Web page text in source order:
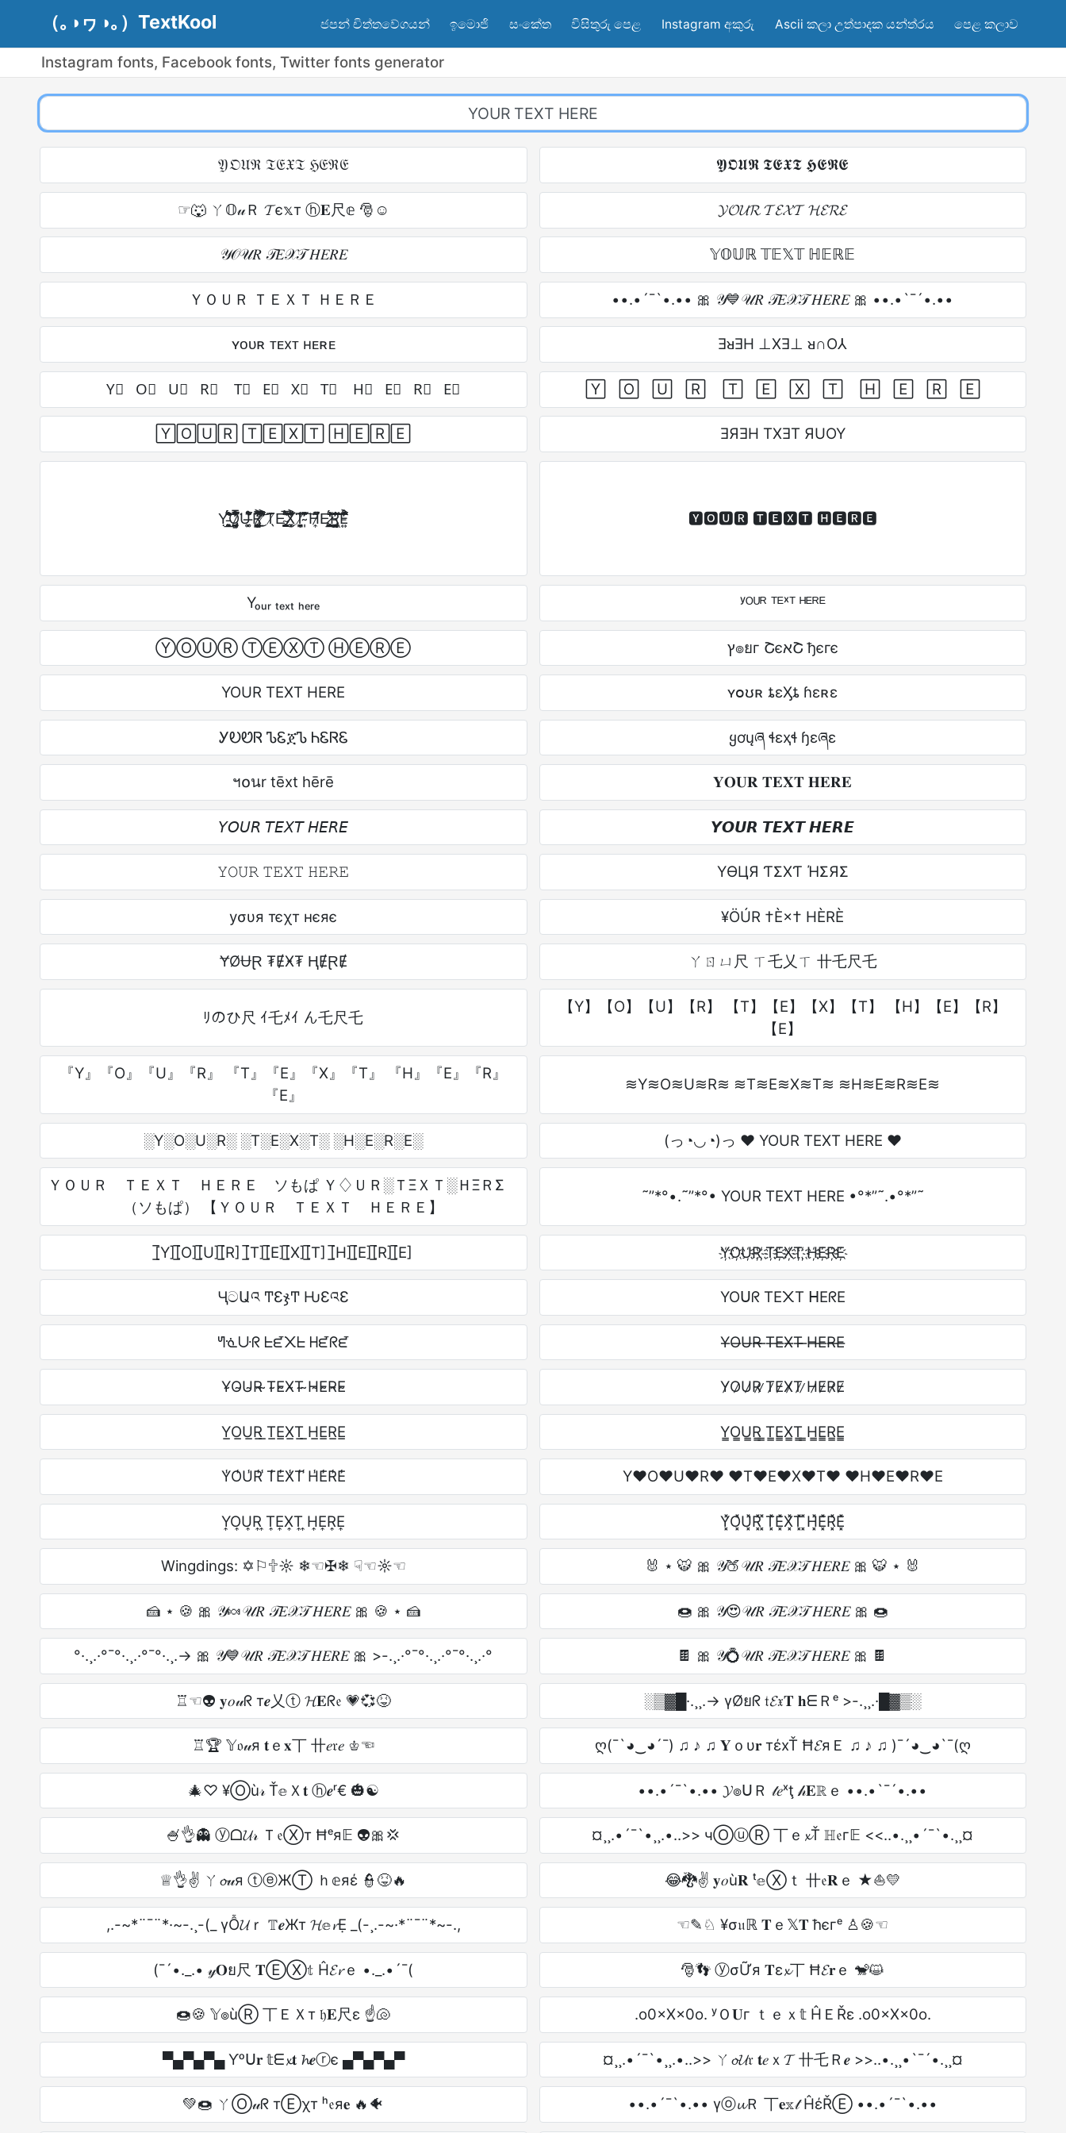
（｡◑ヮ◑｡）TextKool ජපන් චිත්තවේගයන් ඉමොජි සංකේත විසිතුරු පෙළ Instagram අකුරු Ascii කලා උත්පාදක යන්ත්රය පෙළ කලාව
Instagram fonts, Facebook fonts, Twitter fonts generator
𝔜𝔒𝔘ℜ 𝔗𝔈𝔛𝔗 ℌ𝔈ℜ𝔈 𝖄𝕺𝖀𝕽 𝕿𝕰𝖃𝕿 𝕳𝕰𝕽𝕰
☞🐺 ㄚ𝕆𝓊Ｒ 𝓣є𝕩т ⓗ𝐄尺𝕖 🎅☺ 𝓨𝓞𝓤𝓡 𝓣𝓔𝓧𝓣 𝓗𝓔𝓡𝓔
𝒴𝒪𝒰𝑅 𝒯𝐸𝒳𝒯 𝐻𝐸𝑅𝐸 𝕐𝕆𝕌ℝ 𝕋𝔼𝕏𝕋 ℍ𝔼ℝ𝔼
ＹＯＵＲ ＴＥＸＴ ＨＥＲＥ ••.•´¯`•.•• 🎀 𝒴💙𝒰𝑅 𝒯𝐸𝒳𝒯 𝐻𝐸𝑅𝐸 🎀 ••.•`¯´•.••
ʏᴏᴜʀ ᴛᴇxᴛ ʜᴇʀᴇ ƎᴚƎH ⊥XƎ⊥ ᴚ∩O⅄
Y⃣ O⃣ U⃣ R⃣ T⃣ E⃣ X⃣ T⃣ H⃣ E⃣ R⃣ E⃣ Y⃞ O⃞ U⃞ R⃞ T⃞ E⃞ X⃞ T⃞ H⃞ E⃞ R⃞ E⃞
🅈🄾🅄🅁 🅃🄴🅇🅃 🄷🄴🅁🄴 ƎЯƎH TXƎT ЯUOY
Y̵̧̛̛̼̠̩̲̣̬̭̗͓̏͊͂̈͛̈́́͆̆͒͘͝O̷̡̪͇̜͎͍͔̫̲̱̖̊̈͗̿͛̓̓̂̍̈́̚͘Ư̶̬͚̊͛͌́͒́̌Ŗ̷̡̧̪̤̩̫̰͎͕̳͔̀̈́͐͆̏̅̒̓̕͜ ̸̛̱̄͐̊̈́̋̈̒̎̈́̅͝T̸̖͊E̴̛̥͔̺̠̪͍̰͉̅̌̑̃͒͊̇̇́͌͜͝X̸̞͚̩͛͋̆͐̀̈́̇̔̈͛͘Ṭ̸̪͈͎͎̜͂̾̔ ̴̩͆̓̃́̆̇̏̍͠H̷͎́̑̐̃͌́̚Ę̷̠̥͖̺̲͇̖͎̱̜͔͍̗̃͌̄́̒̐̐͝R̵̡͉̣͉̝̗̳̜͙͔͍͖͊̓̉̈́͝͠Ê̵͍͊͐̈́̆̈́̌̾̓͆̐͘͝͝ 🆈🅾🆄🆁 🆃🅴🆇🆃 🅷🅴🆁🅴
Yₒᵤᵣ ₜₑₓₜ ₕₑᵣₑ ʸᴼᵁᴿ ᵀᴱˣᵀ ᴴᴱᴿᴱ
ⓎⓄⓊⓇ ⓉⒺⓍⓉ ⒽⒺⓇⒺ ץ๏ยг ՇєאՇ ђєгє
YOUR TEXT HERE ʏօʊʀ ȶɛӼȶ ɦɛʀɛ
ᎩᎧᏬᏒ ᏖᏋጀᏖ ᏂᏋᏒᏋ ყơųཞ ɬɛҳɬ ɧɛཞɛ
ฯ໐นr tēxt hērē 𝐘𝐎𝐔𝐑 𝐓𝐄𝐗𝐓 𝐇𝐄𝐑𝐄
𝘠𝘖𝘜𝘙 𝘛𝘌𝘟𝘛 𝘏𝘌𝘙𝘌 𝙔𝙊𝙐𝙍 𝙏𝙀𝙓𝙏 𝙃𝙀𝙍𝙀
𝚈𝙾𝚄𝚁 𝚃𝙴𝚇𝚃 𝙷𝙴𝚁𝙴 YӨЦЯ ƬΣXƬ ΉΣЯΣ
уσυя тєχт нєяє ¥ÖÚR †È×† HÈRÈ
ɎØɄⱤ ₮ɆӾ₮ ⱧɆⱤɆ ㄚㄖㄩ尺 ㄒ乇乂ㄒ 卄乇尺乇
ﾘのひ尺 ｲ乇ﾒｲ ん乇尺乇
【Y】【O】【U】【R】 【T】【E】【X】【T】 【H】【E】【R】
【E】
『Y』『O』『U』『R』 『T』『E』『X』『T』 『H』『E』『R』
『E』
≋Y≋O≋U≋R≋ ≋T≋E≋X≋T≋ ≋H≋E≋R≋E≋
░Y░O░U░R░ ░T░E░X░T░ ░H░E░R░E░ (っ◔◡◔)っ ♥ YOUR TEXT HERE ♥
ＹＯＵＲ ＴＥＸＴ ＨＥＲＥ ソもぱ Ｙ♢ＵＲ░ＴΞＸＴ░ＨΞＲΣ
（ソもぱ） 【ＹＯＵＲ ＴＥＸＴ ＨＥＲＥ】
˜”*°•.˜”*°• YOUR TEXT HERE •°*”˜.•°*”˜
[̲̅Y][̲̅O][̲̅U][̲̅R] [̲̅T][̲̅E][̲̅X][̲̅T] [̲̅H][̲̅E][̲̅R][̲̅E] Y҉O҉U҉R҉ ҉T҉E҉X҉T҉ ҉H҉E҉R҉E҉
ӋටԱའ ͲƐჯͲ ǶƐའƐ YOᑌᖇ TE᙭T ᕼEᖇE
ᖻᓍᑘᖇ ᖶᘿ᙭ᖶ ᕼᘿᖇᘿ Y̶O̶U̶R̶ ̶T̶E̶X̶T̶ ̶H̶E̶R̶E̶
Y̴O̴U̴R̴ ̴T̴E̴X̴T̴ ̴H̴E̴R̴E̴ Y̷O̷U̷R̷ ̷T̷E̷X̷T̷ ̷H̷E̷R̷E̷
Y̲O̲U̲R̲ ̲T̲E̲X̲T̲ ̲H̲E̲R̲E̲ Y̳O̳U̳R̳ ̳T̳E̳X̳T̳ ̳H̳E̳R̳E̳
Y̾O̾U̾R̾ ̾T̾E̾X̾T̾ ̾H̾E̾R̾E̾ Y♥O♥U♥R♥ ♥T♥E♥X♥T♥ ♥H♥E♥R♥E
Y͎O͎U͎R͎ ͎T͎E͎X͎T͎ ͎H͎E͎R͎E͎ Y͓̽O͓̽U͓̽R͓̽ ͓̽T͓̽E͓̽X͓̽T͓̽ ͓̽H͓̽E͓̽R͓̽E͓̽
Wingdings: ✡︎⚐︎🕆︎☼︎ ❄︎☜︎✠︎❄︎ ☟︎☜︎☼︎☜︎ 🐰 ⋆ 🐯 🎀 𝒴🍑𝒰𝑅 𝒯𝐸𝒳𝒯 𝐻𝐸𝑅𝐸 🎀 🐯 ⋆ 🐰
🍰 ⋆ 🍪 🎀 𝒴🍬𝒰𝑅 𝒯𝐸𝒳𝒯 𝐻𝐸𝑅𝐸 🎀 🍪 ⋆ 🍰 🍩 🎀 𝒴😍𝒰𝑅 𝒯𝐸𝒳𝒯 𝐻𝐸𝑅𝐸 🎀 🍩
°·.¸.·°¯°·.¸.·°¯°·.¸.-> 🎀 𝒴💙𝒰𝑅 𝒯𝐸𝒳𝒯 𝐻𝐸𝑅𝐸 🎀 >-.¸.·°¯°·.¸.·°¯°·.¸.·° 🍫 🎀 𝒴💍𝒰𝑅 𝒯𝐸𝒳𝒯 𝐻𝐸𝑅𝐸 🎀 🍫
♖☜👽 𝐲𝑜𝓊ᖇ т𝒆乂ⓣ 𝓗𝐄ᖇ𝔢 💗💞😝 ░▒▓█·.¸¸.-> үØยᖇ 𝔱𝓔𝔵𝐓 𝐡ᗴＲᵉ >-.¸¸.·█▓▒░
♖🏆 𝕐𝔬𝓊я 𝐭ｅ𝐱丅 卄𝑒𝔯𝑒 ♔☜ ღ(¯`◕‿◕´¯) ♫ ♪ ♫ 𝐘ｏυ𝐫 тέxŤ Ħ𝓔яＥ ♫ ♪ ♫ )¯´◕‿◕`¯(ღ
🎄♡ ¥Ⓞù𝓇 Ť𝕖Ｘ𝐭 ⓗ𝒆ʳ€ 🎃☯ ••.•´¯`•.•• 𝓨๏ᑌＲ 𝓉𝑒ˣţ 𝒽𝐄ℝｅ ••.•`¯´•.••
🍧👌👻 ⓨᗝ𝓤𝓇 Ｔ𝔢Ⓧт Ħᵉя𝔼 👽🎀💢 ¤¸¸.•´¯`•¸¸.•..>> чⓄⓤⓇ 丅ｅ𝔁Ť ℍ𝔢г𝔼 <<..•.¸¸•´¯`•.¸¸¤
♕👌✌ ㄚ𝓸𝓊я ⓣⓔЖⓉ ｈ𝕖яέ 👮😝🔥 😂🐉✌ 𝐲𝑜ù𝐑 ᵗ𝕖Ⓧｔ 卄𝔢𝐑ｅ ★⛵💛
,.-~*¨¯¨*·~-.¸-(_ үỖ𝓤ｒ 𝕋𝒆Жт 𝓗𝕖𝓻Ẹ _(-¸.-~·*¨¯¨*~-., ☜✎♘ ¥σ𝔲ℝ 𝐓ｅ𝕏𝐓 ħєгᵉ ♙🍪☜
(¯´•._.• 𝓎𝐎ย尺 𝐓ⒺⓍ𝕥 Ĥ𝓔𝓻ｅ •._.•´¯( 🎅👣 ⓨσỮя 𝐓ε𝔁丅 Ħ𝓔𝐫ｅ 🐒😺
🍩🍪 𝕐๏ùⓇ 丅ＥＸт 𝔥𝐄尺ε ☝🐚 .o0×X×0o. ʸＯ𝐔г ｔｅｘ𝕥 ĤＥŘε .o0×X×0o.
▀▄▀▄▀▄ Ƴᵒᑌ𝐫 𝕥ᗴ𝔁𝐭 𝓱𝒆ⓡє ▄▀▄▀▄▀ ¤¸¸.•´¯`•¸¸.•..>> ㄚ𝓸𝓤𝔯 𝐭𝑒ｘ𝓣 卄乇Ｒ𝒆 >>..•.¸¸•`¯´•.¸¸¤
💚🍩 ㄚⓄ𝓊ᖇ тⒺχт ʰ𝔢я𝐞 🔥🐠 ••.•´¯`•.•• үⓞ𝓾Ｒ 丅𝐞𝕩𝓉 ĤέŘⒺ ••.•´¯`•.••